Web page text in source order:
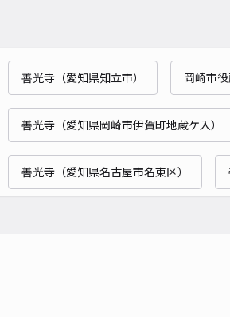
善光寺（愛知県知立市） 岡崎市
善光寺（愛知県岡崎市伊賀町地蔵ケ入）
善光寺（愛知県名古屋市名東区）